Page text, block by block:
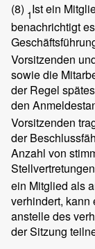
(8) 1Ist ein
benachrichtigt
Vorsitzenden
sowie die
der Regel
den
Vorsitzenden
der
Anzahl von
ein Mitglied als
verhindert, kann
anstelle des
der Sitzung